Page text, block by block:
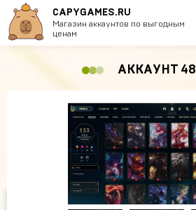
CAPYGAMES.RU
Магазин аккаунтов по выгодным
ценам
АККАУНТ 48